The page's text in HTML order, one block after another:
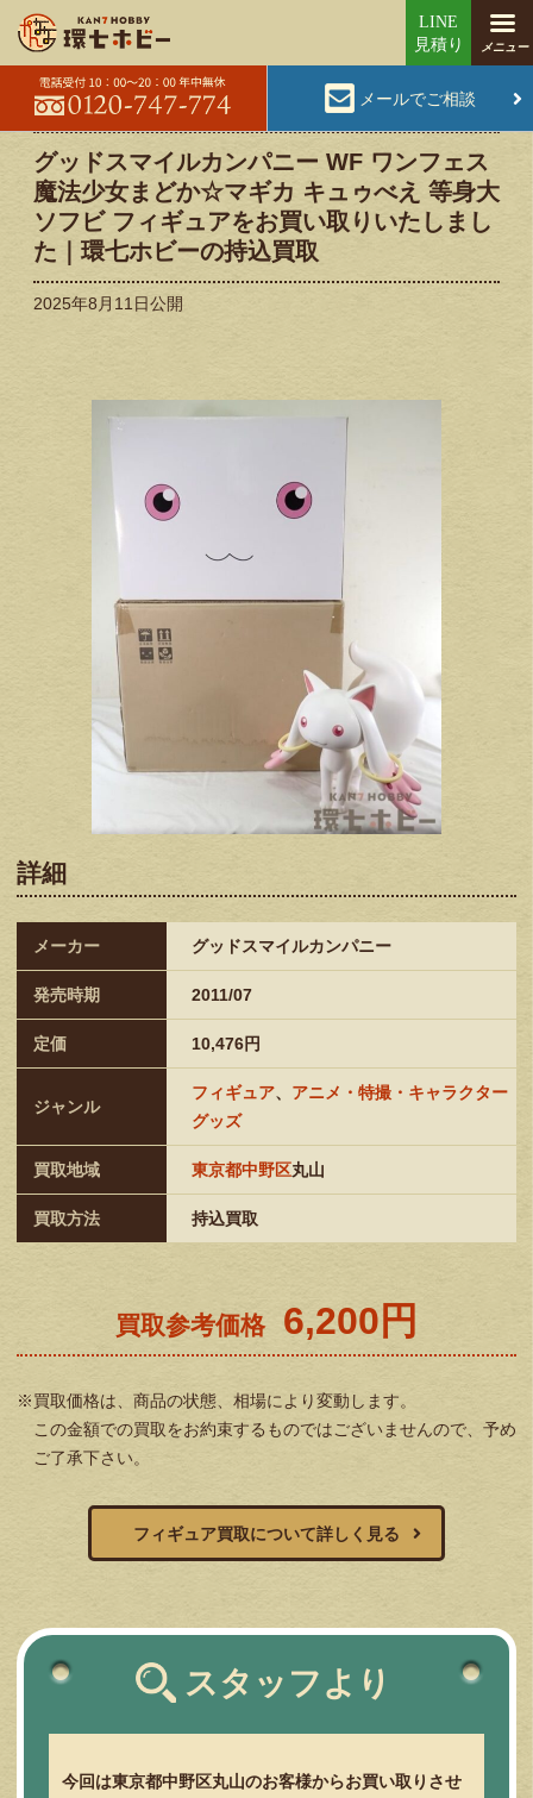
メールでご相談
グッドスマイルカンパニー WF ワンフェス
魔法少女まどか☆マギカ キュゥべえ 等身大
ソフビ フィギュアをお買い取りいたしまし
た｜環七ホビーの持込買取
2025年8月11日公開
詳細
メーカー グッドスマイルカンパニー
発売時期 2011/07
定価 10,476円
ジャンル
フィギュア、 アニメ・特撮・キャラクター
グッズ
買取地域 東京都中野区丸山
買取方法 持込買取
買取参考価格 6,200円
※買取価格は、商品の状態、相場により変動します。
この金額での買取をお約束するものではございませんので、予め
ご了承下さい。
フィギュア買取について詳しく見る
スタッフより
今回は東京都中野区丸山のお客様からお買い取りさせ